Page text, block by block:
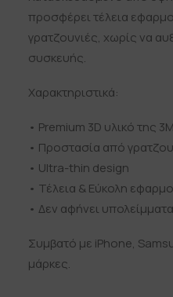
προσφέρει τέλεια
γρατζουνιές, χωρίς να
συσκευής.
Χαρακτηριστικά:
• Premium 3D υλικό της
• Προστασία από
• Ultra-thin design
• Τέλεια & Εύκολη
• Δεν αφήνει υπολείμματα
Συμβατό με iPhone,
μάρκες.